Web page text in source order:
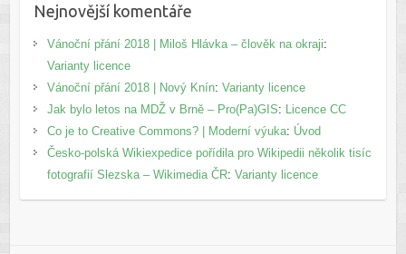
Nejnovější komentáře
Vánoční přání 2018 | Miloš Hlávka – člověk na okraji:
Varianty licence
Vánoční přání 2018 | Nový Knín: Varianty licence
Jak bylo letos na MDŽ v Brně – Pro(Pa)GIS: Licence CC
Co je to Creative Commons? | Moderní výuka: Úvod
Česko-polská Wikiexpedice pořídila pro Wikipedii několik tisíc
fotografií Slezska – Wikimedia ČR: Varianty licence